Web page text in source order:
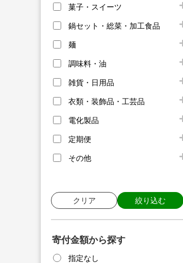
菓子・スイーツ
鍋セット・総菜・加工食品
麺
調味料・油
雑貨・日用品
衣類・装飾品・工芸品
電化製品
定期便
その他
クリア 絞り込む
寄付金額から探す
指定なし